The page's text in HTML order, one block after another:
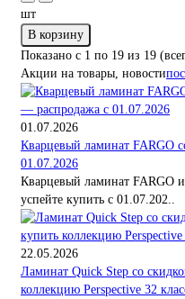
шт
В корзину
Показано с 1 по 19 из 19
Акции на товары, новости
01.07.2026
Кварцевый ламинат FARGO
01.07.2026
Кварцевый ламинат FARGO
успейте купить с 01.07.202..
22.05.2026
Ламинат Quick Step со
коллекцию Perspective 32